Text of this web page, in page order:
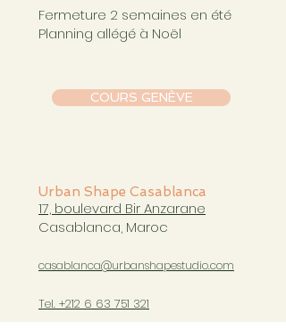
COURS GENÈVE
Fermeture 2 semaines en été
Planning allégé à Noël
Urban Shape Casablanca
17, boulevard Bir Anzarane
Casablanca, Maroc
casablanca@urbanshapestudio.com
Tel. +212 6 63 751 321